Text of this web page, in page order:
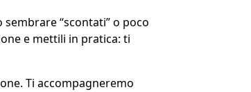
“scontati” o poco
e mettili in pratica: ti
Ti accompagneremo